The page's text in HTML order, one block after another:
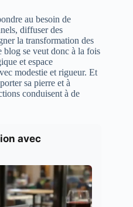
au besoin de
diffuser des
la transformation des
blog se veut donc à la fois
et espace
modestie et rigueur. Et
sa pierre et à
conduisent à de
avec